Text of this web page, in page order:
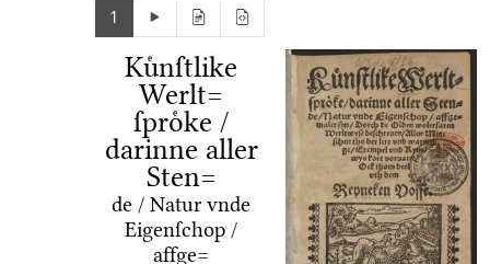
1
Kuͤnſtlike
Werlt=
ſproͤke /
darinne aller
Sten=
de / Natur vnde
Eigenſchop /
affge=